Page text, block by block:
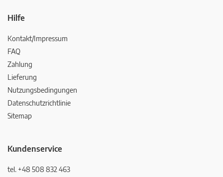
Hilfe
Kontakt/Impressum
FAQ
Zahlung
Lieferung
Nutzungsbedingungen
Datenschutzrichtlinie
Sitemap
Kundenservice
tel. +48 508 832 463